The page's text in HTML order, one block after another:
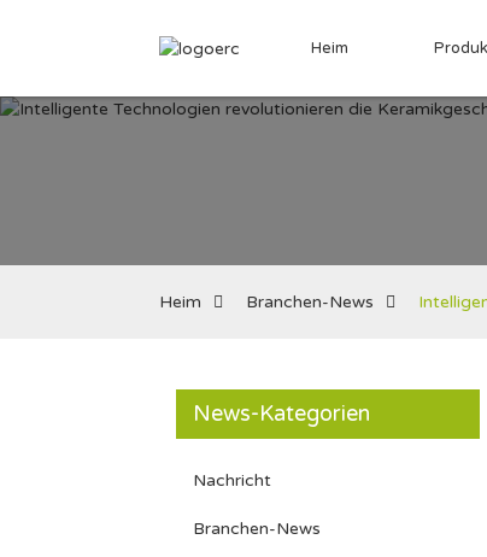
Heim
Heim Branchen-News
News-Kategorien
Nachricht
Branchen-News